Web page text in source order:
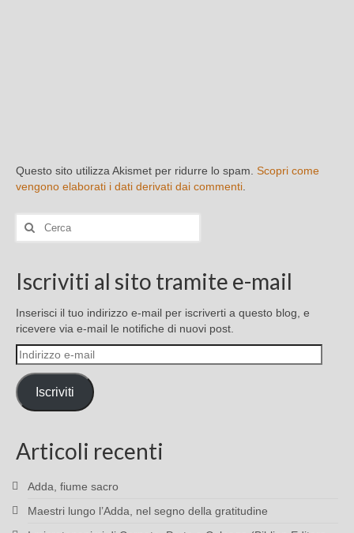
Questo sito utilizza Akismet per ridurre lo spam. Scopri come
vengono elaborati i dati derivati dai commenti
Cerca:
Iscriviti al sito tramite e-mail
Inserisci il tuo indirizzo e-mail per iscriverti a questo blog, e
ricevere via e-mail le notifiche di nuovi post.
Indirizzo
e-
mail
Iscriviti
Articoli recenti
Adda, fiume sacro
Maestri lungo l’Adda, nel segno della gratitudine